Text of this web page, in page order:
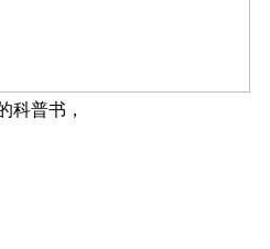
科普书，